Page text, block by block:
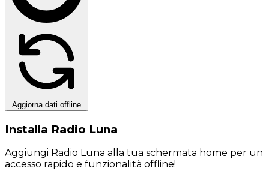
Aggiorna dati offline
Installa Radio Luna
Aggiungi Radio Luna alla tua schermata home per un
accesso rapido e funzionalità offline!